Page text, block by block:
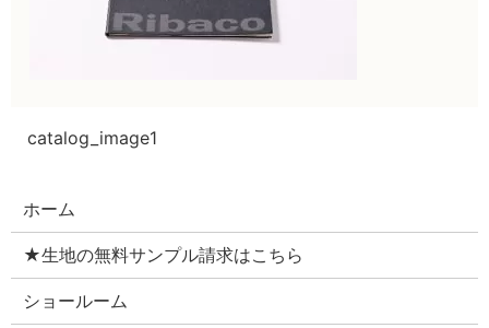
catalog_image1
ホーム
★生地の無料サンプル請求はこちら
ショールーム